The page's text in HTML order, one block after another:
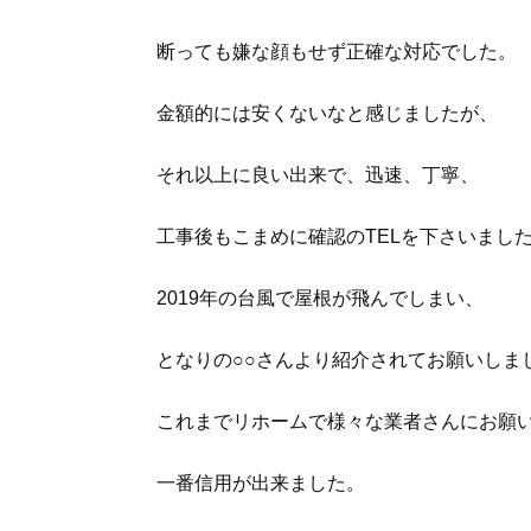
断っても嫌な顔もせず正確な対応でした。
金額的には安くないなと感じましたが、
それ以上に良い出来で、迅速、丁寧、
工事後もこまめに確認のTELを下さいました
2019年の台風で屋根が飛んでしまい、
となりの○○さんより紹介されてお願いしま
これまでリホームで様々な業者さんにお願
一番信用が出来ました。